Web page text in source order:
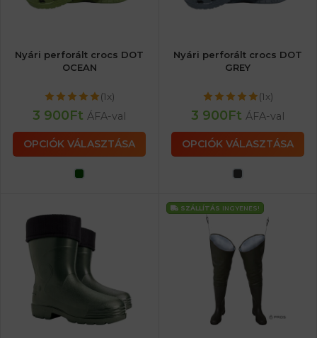
Nyári perforált crocs DOT
OCEAN
(1x)
3 900Ft ÁFA-val
OPCIÓK VÁLASZTÁSA
Nyári perforált crocs DOT
GREY
(1x)
3 900Ft ÁFA-val
OPCIÓK VÁLASZTÁSA
SZÁLLÍTÁS INGYENES!